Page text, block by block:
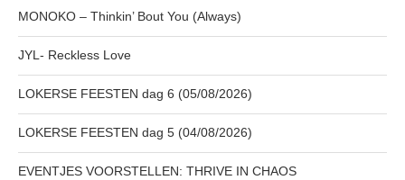
MONOKO – Thinkin’ Bout You (Always)
JYL- Reckless Love
LOKERSE FEESTEN dag 6 (05/08/2026)
LOKERSE FEESTEN dag 5 (04/08/2026)
EVENTJES VOORSTELLEN: THRIVE IN CHAOS